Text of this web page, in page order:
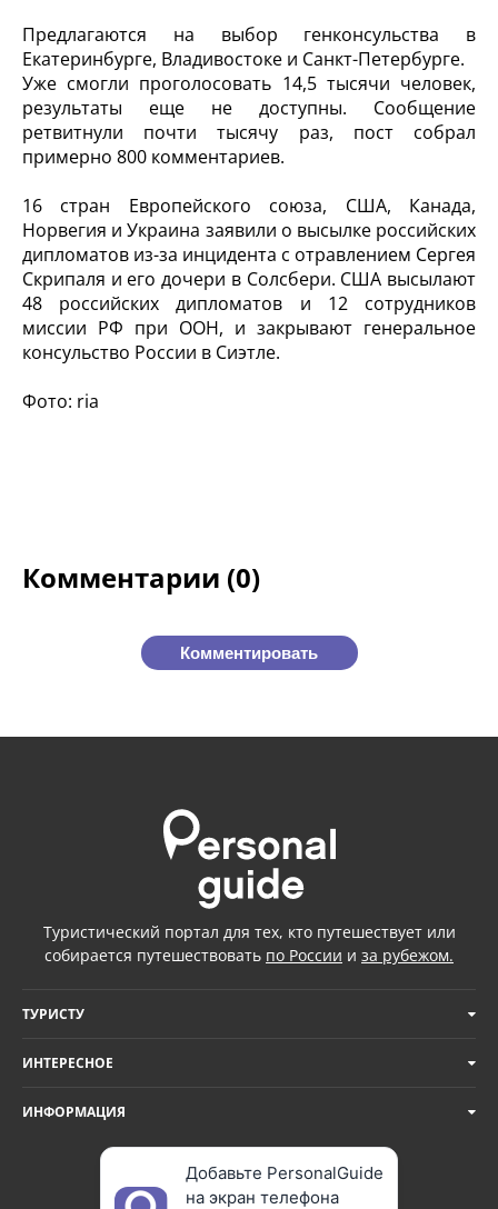
Предлагаются на выбор генконсульства в
Екатеринбурге, Владивостоке и Санкт-Петербурге.
Уже смогли проголосовать 14,5 тысячи человек,
результаты еще не доступны. Сообщение
ретвитнули почти тысячу раз, пост собрал
примерно 800 комментариев.
16 стран Европейского союза, США, Канада,
Норвегия и Украина заявили о высылке российских
дипломатов из-за инцидента с отравлением Сергея
Скрипаля и его дочери в Солсбери. США высылают
48 российских дипломатов и 12 сотрудников
миссии РФ при ООН, и закрывают генеральное
консульство России в Сиэтле.
Фото: ria
Комментарии (0)
Комментировать
Туристический портал для тех, кто путешествует или
собирается путешествовать по России и за рубежом.
ТУРИСТУ
ИНТЕРЕСНОЕ
ИНФОРМАЦИЯ
Добавьте PersonalGuide
на экран телефона